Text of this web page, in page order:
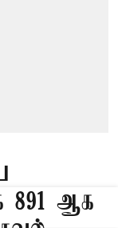
891 ஆக